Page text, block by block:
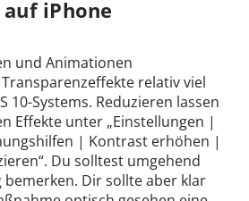
iPhone
und Animationen
relativ viel
10-Systems. Reduzieren lassen
Effekte unter „Einstellungen |
| Kontrast erhöhen |
Du solltest umgehend
bemerken. Dir sollte aber klar